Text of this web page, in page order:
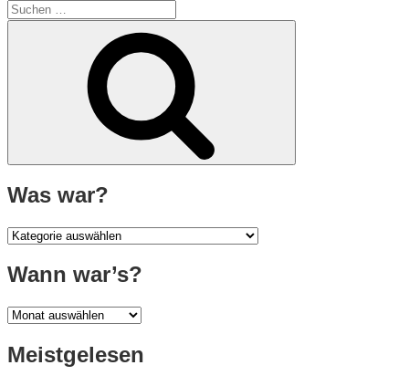
Suche
Was war?
Was
Wann war’s?
Wann
Meistgelesen